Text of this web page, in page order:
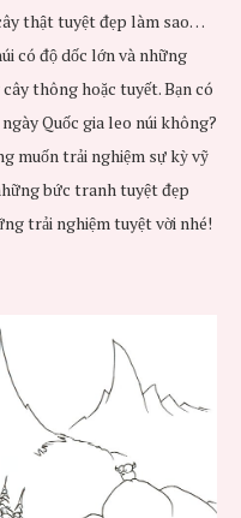
thật tuyệt đẹp làm sao…
có độ dốc lớn và những
thông hoặc tuyết. Bạn có
Quốc gia leo núi không?
muốn trải nghiệm sự kỳ vỹ
bức tranh tuyệt đẹp
trải nghiệm tuyệt vời nhé!